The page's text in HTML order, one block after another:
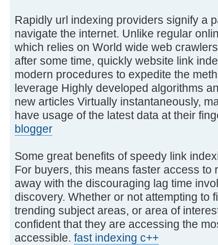
Rapidly url indexing providers signify a
navigate the internet. Unlike regular
which relies on World wide web
after some time, quickly website link
modern procedures to expedite the
leverage Highly developed algorithms
new articles Virtually instantaneously,
have usage of the latest data at their
blogger
Some great benefits of speedy link
For buyers, this means faster access to
away with the discouraging lag time
discovery. Whether or not attempting to
trending subject areas, or area of
confident that they are accessing the
accessible. fast indexing c++